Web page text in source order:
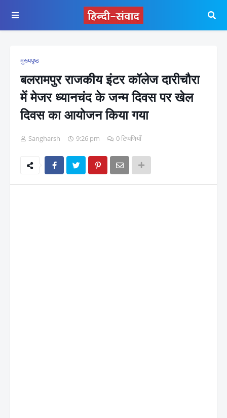
मुख्यपृष्ठ
बलरामपुर राजकीय इंटर कॉलेज दारीचौरा
में मेजर ध्यानचंद के जन्म दिवस पर खेल
दिवस का आयोजन किया गया
Sangharsh 9:26 pm 0 टिप्पणियाँ